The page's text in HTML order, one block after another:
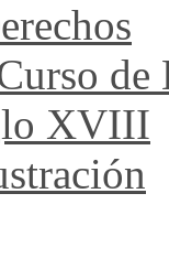
de
XVIII